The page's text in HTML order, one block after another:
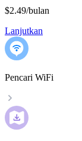
$2.49/bulan
Lanjutkan
Pencari WiFi